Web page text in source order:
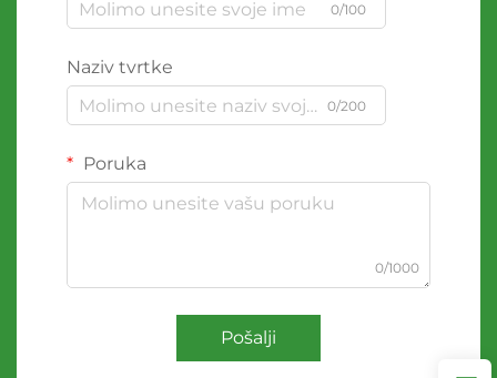
0/100
Naziv tvrtke
0/200
Poruka
0/1000
Pošalji